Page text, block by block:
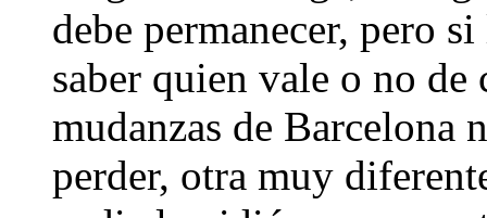
debe permanecer, pero
saber quien vale o no de
mudanzas de Barcelona
perder, otra muy